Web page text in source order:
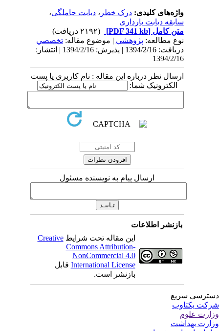
واژه‌های کلیدی:درک خطر، دیابت حاملگی،
سابقه دیابت بارداری
متن کامل[PDF 341 kb]
نوع مطالعه:پژوهشي| موضوع مقاله:تخصصي
دریافت: 1394/2/16 | پذیرش: 1394/2/16 | انتشار:
1394/2/16
ارسال نظر درباره این مقاله : نام کاربری یا پست
الکترونیک شما:
ارسال پیام به نویسنده مسئول
بازنشر اطلاعات
این مقاله تحت شرایطCreative
Commons Attribution-
NonCommercial 4.0
International Licenseقابل
بازنشر است.
سریع
یکتاوب
علوم
بهداشت